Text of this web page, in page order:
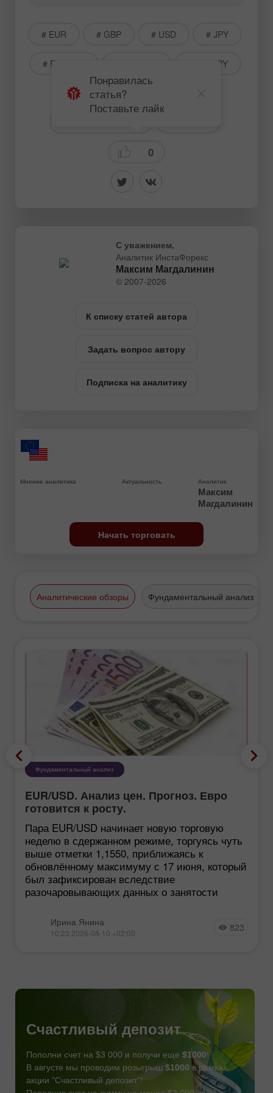
# EUR # GBP # USD # JPY
# EURUSD # USDJPY
# USDCAD
0
Понравилась
статья?
Поставьте лайк
С уважением,
Аналитик ИнстаФорекс
Максим Магдалинин
© 2007-2026
К списку статей автора
Задать вопрос автору
Подписка на аналитику
Мнение аналитика Актуальность Аналитик
Максим
Магдалинин
Начать торговать
Аналитические обзоры Фундаментальный анализ
Фундаментальный анализ
EUR/USD. Анализ цен. Прогноз. Евро
готовится к росту.
Пара EUR/USD начинает новую торговую
неделю в сдержанном режиме, торгуясь чуть
выше отметки 1,1550, приближаясь к
обновлённому максимуму с 17 июня, который
был зафиксирован вследствие
разочаровывающих данных о занятости
Ирина Янина
10:23 2026-08-10 +02:00 823
Счастливый депозит
Пополни счет на $3 000 и получи еще $1000!
В августе мы проводим розыгрыш $1000 в рамках
акции "Счастливый депозит"!